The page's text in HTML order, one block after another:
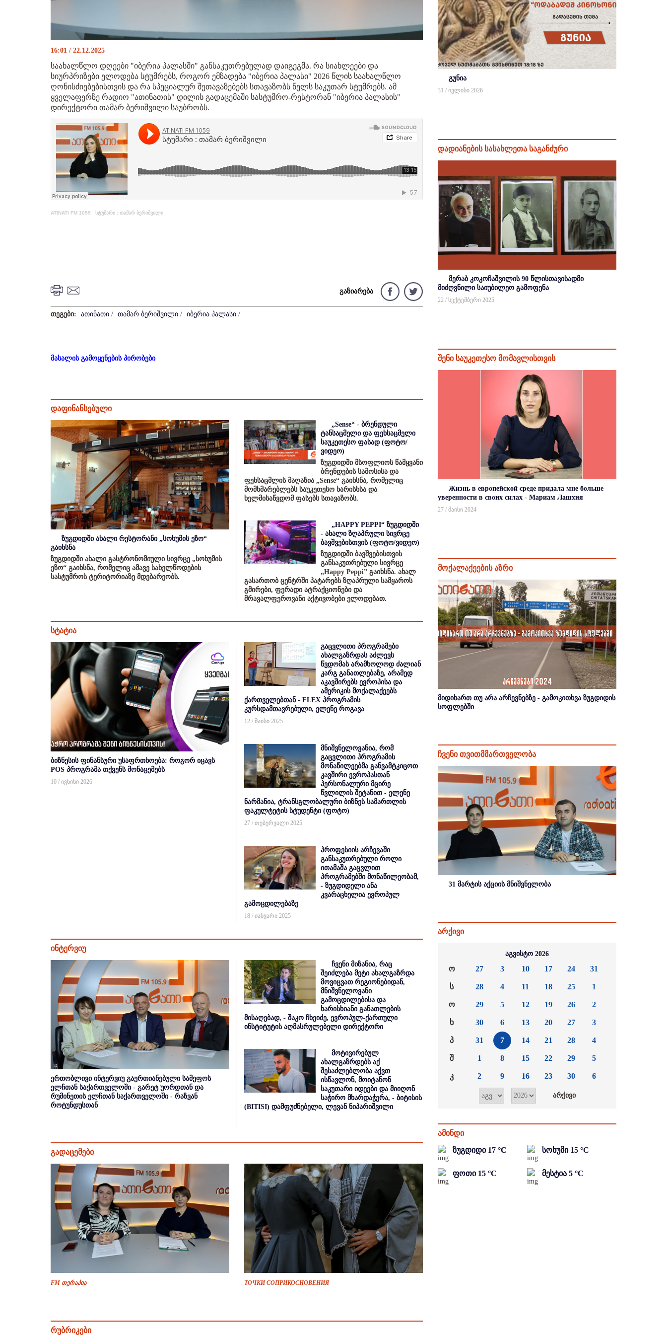
16:01 / 22.12.2025
საახალწლო დღეები "იბერია პალასში" განსაკუთრებულად დაიგეგმა. რა სიახლეები და
სიურპრიზები ელოდება სტუმრებს, როგორ ემზადება "იბერია პალასი" 2026 წლის საახალწლო
ღონისძიებებისთვის და რა სპეციალურ შეთავაზებებს სთავაზობს წელს საკუთარ სტუმრებს. ამ
ყველაფერზე რადიო "ათინათის" დილის გადაცემაში სასტუმრო-რესტორან "იბერია პალასის"
დირექტორი თამარ ბერიშვილი საუბრობს.
ATINATI FM 1059 · სტუმარი : თამარ ბერიშვილი
გაზიარება
თეგები: ათინათი / თამარ ბერიშვილი / იბერია პალასი /
მასალის გამოყენების პირობები
დაფინანსებული
ზუგდიდში ახალი რესტორანი „სოხუმის ეზო“
გაიხსნა
ზუგდიდში ახალი გასტრონომიული სივრცე „სოხუმის
ეზო“ გაიხსნა, რომელიც ამავე სახელწოდების
სასტუმროს ტერიტორიაზე მდებარეობს.
„Sense“ - ბრენდული
ტანსაცმელი და ფეხსაცმელი
საუკეთესო ფასად (ფოტო/
ვიდეო)
ზუგდიდში მსოფლიოს წამყვანი
ბრენდების სამოსისა და
ფეხსაცმლის მაღაზია „Sense“ გაიხსნა, რომელიც
მომხმარებლებს საუკეთესო ხარისხსა და
ხელმისაწვდომ ფასებს სთავაზობს.
„HAPPY PEPPI“ ზუგდიდში
- ახალი ზღაპრული სივრცე
ბავშვებისთვის (ფოტო/ვიდეო)
ზუგდიდში ბავშვებისთვის
განსაკუთრებული სივრცე
„Happy Peppi” გაიხსნა. ახალ
გასართობ ცენტრში პატარებს ზღაპრული სამყაროს
გმირები, ფერადი ატრაქციონები და
მრავალფეროვანი აქტივობები ელოდებათ.
სტატია
ბიზნესის ფინანსური უსაფრთხოება: როგორ იცავს
POS პროგრამა თქვენს მონაცემებს
10 / ივნისი 2026
გაცვლითი პროგრამები
ახალგაზრდას აძლევს
წვდომას არამხოლოდ ძალიან
კარგ განათლებაზე, არამედ
აკავშირებს ევროპისა და
ამერიკის მოქალაქეებს
ქართველებთან - FLEX პროგრამის
კურსდამთავრებული, ელენე როგავა
12 / მაისი 2025
მნიშვნელოვანია, რომ
გაცვლითი პროგრამის
მონაწილეებმა განვამტკიცოთ
კავშირი ევროპასთან
პერსონალური მცირე
წვლილის შეტანით - ელენე
ნარმანია, ტრანსგლობალური ბიზნეს სამართლის
ფაკულტეტის სტუდენტი (ფოტო)
27 / თებერვალი 2025
პროფესიის არჩევაში
განსაკუთრებული როლი
ითამაშა გაცვლით
პროგრამებში მონაწილეობამ,
- ზუგდიდელი ანა
კვარაცხელია ევროპულ
გამოცდილებაზე
18 / იანვარი 2025
ინტერვიუ
ერთობლივი ინტერვიუ გაერთიანებული სამეფოს
ელჩთან საქართველოში - გარეტ უორდთან და
რუმინეთის ელჩთან საქართველოში - რაზვან
როტუნდუსთან
ჩვენი მიზანია, რაც
შეიძლება მეტი ახალგაზრდა
მოვიცვათ რეგიონებიდან,
მნიშვნელოვანი
გამოცდილებისა და
ხარისხიანი განათლების
მისაღებად, - შაკო ჩხეიძე, ევროპულ-ქართული
ინსტიტუტის აღმასრულებელი დირექტორი
მოტივირებულ
ახალგაზრდებს აქ
შესაძლებლობა აქვთ
ისწავლონ, მოიტანონ
საკუთარი იდეები და მიიღონ
საჭირო მხარდაჭერა, - ბიტისის
(BITISI) დამფუძნებელი, ლევან ნიპარიშვილი
გადაცემები
FM თერაპია ТОЧКИ СОПРИКОСНОВЕНИЯ
რუბრიკები
გუნია
31 / ივლისი 2026
დადიანების სასახლეთა საგანძური
მერაბ კოკოჩაშვილის 90 წლისთავისადმი
მიძღვნილი საიუბილეო გამოფენა
22 / სექტემბერი 2025
შენი საუკეთესო მომავლისთვის
Жизнь в европейской среде придала мне больше
уверенности в своих силах - Мариам Лашхия
27 / მაისი 2024
მოქალაქეების აზრი
მიდიხართ თუ არა არჩევნებზე - გამოკითხვა ზუგდიდის
სოფლებში
ჩვენი თვითმმართველობა
31 მარტის აქციის მნიშვნელობა
არქივი
აგვისტო 2026
ო
ს
ო
ხ
პ
შ
კ
27
28
29
30
31
1
2
3
4
5
6
7
8
9
10
11
12
13
14
15
16
17
18
19
20
21
22
23
24
25
26
27
28
29
30
31
1
2
3
4
5
6
ამინდი
ზუგდიდი 17 °C სოხუმი 15 °C
ფოთი 15 °C მესტია 5 °C